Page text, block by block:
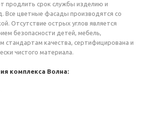
продлить срок службы изделию и
Все цветные фасады производятся со
Отсутствие острых углов является
безопасности детей, мебель,
стандартам качества, сертифицирована и
чистого материала.
комплекса Волна: